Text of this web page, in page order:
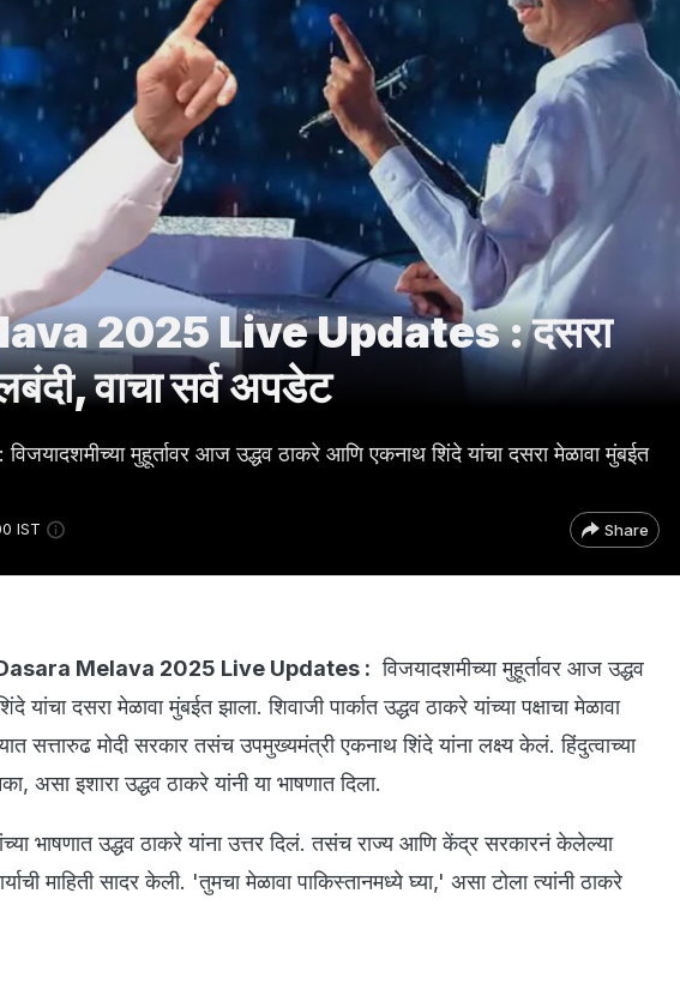
2025 Live Updates : दसरा
वाचा सर्व अपडेट
मुहूर्तावर आज उद्धव ठाकरे आणि एकनाथ शिंदे यांचा दसरा मेळावा मुंबईत
IST Share
Melava 2025 Live Updates : विजयादशमीच्या मुहूर्तावर आज उद्धव
दसरा मेळावा मुंबईत झाला. शिवाजी पार्कात उद्धव ठाकरे यांच्या पक्षाचा मेळावा
सत्तारुढ मोदी सरकार तसंच उपमुख्यमंत्री एकनाथ शिंदे यांना लक्ष्य केलं. हिंदुत्वाच्या
असा इशारा उद्धव ठाकरे यांनी या भाषणात दिला.
भाषणात उद्धव ठाकरे यांना उत्तर दिलं. तसंच राज्य आणि केंद्र सरकारनं केलेल्या
माहिती सादर केली. 'तुमचा मेळावा पाकिस्तानमध्ये घ्या,' असा टोला त्यांनी ठाकरे